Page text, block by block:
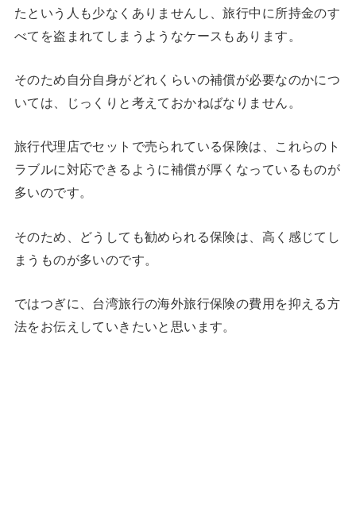
たという人も少なくありませんし、旅行中に所持金のす
べてを盗まれてしまうようなケースもあります。
そのため自分自身がどれくらいの補償が必要なのかにつ
いては、じっくりと考えておかねばなりません。
旅行代理店でセットで売られている保険は、これらのト
ラブルに対応できるように補償が厚くなっているものが
多いのです。
そのため、どうしても勧められる保険は、高く感じてし
まうものが多いのです。
ではつぎに、台湾旅行の海外旅行保険の費用を抑える方
法をお伝えしていきたいと思います。